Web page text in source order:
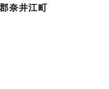
奈井江町